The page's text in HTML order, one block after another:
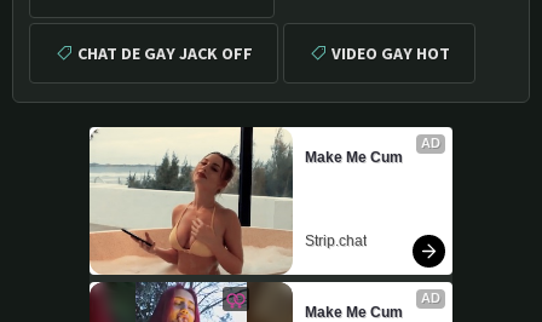
CHAT DE GAY JACK OFF VIDEO GAY HOT
AD
Make Me Cum
Strip.chat
AD
Make Me Cum